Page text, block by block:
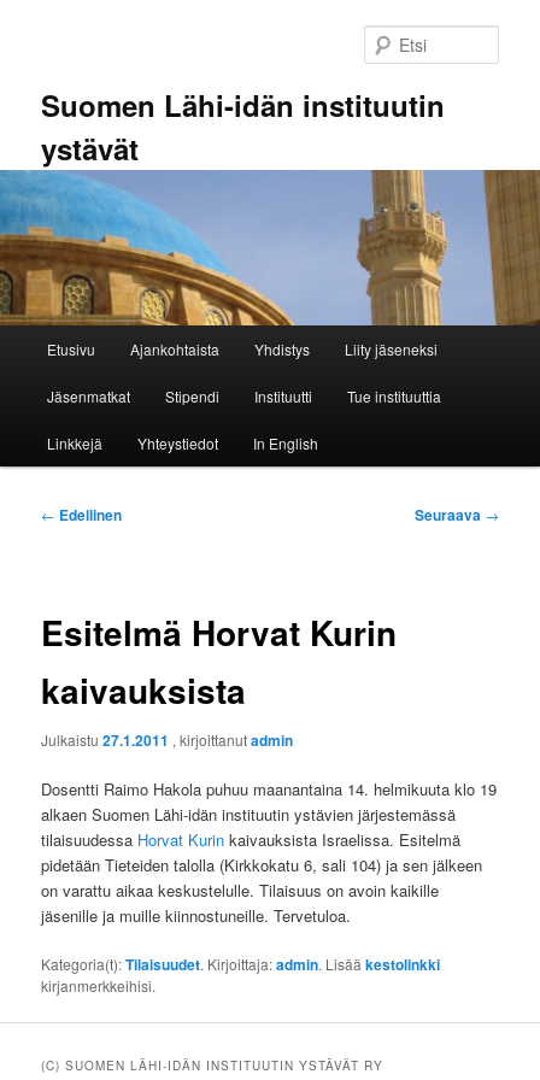
Suomen Lähi-idän instituutin
ystävät
Etusivu Ajankohtaista Yhdistys Liity jäseneksi
Jäsenmatkat Stipendi Instituutti Tue instituuttia
Linkkejä Yhteystiedot In English
Artikkelien
← Edellinen Seuraava →
Esitelmä Horvat Kurin
kaivauksista
Julkaistu27.1.2011 , kirjoittanutadmin
Dosentti Raimo Hakola puhuu maanantaina 14. helmikuuta klo 19
alkaen Suomen Lähi-idän instituutin ystävien järjestemässä
tilaisuudessa Horvat Kurin kaivauksista Israelissa. Esitelmä
pidetään Tieteiden talolla (Kirkkokatu 6, sali 104) ja sen jälkeen
on varattu aikaa keskustelulle. Tilaisuus on avoin kaikille
jäsenille ja muille kiinnostuneille. Tervetuloa.
Kategoria(t):Tilaisuudet. Kirjoittaja:admin. Lisääkestolinkki
kirjanmerkkeihisi.
(C) SUOMEN LÄHI-IDÄN INSTITUUTIN YSTÄVÄT RY